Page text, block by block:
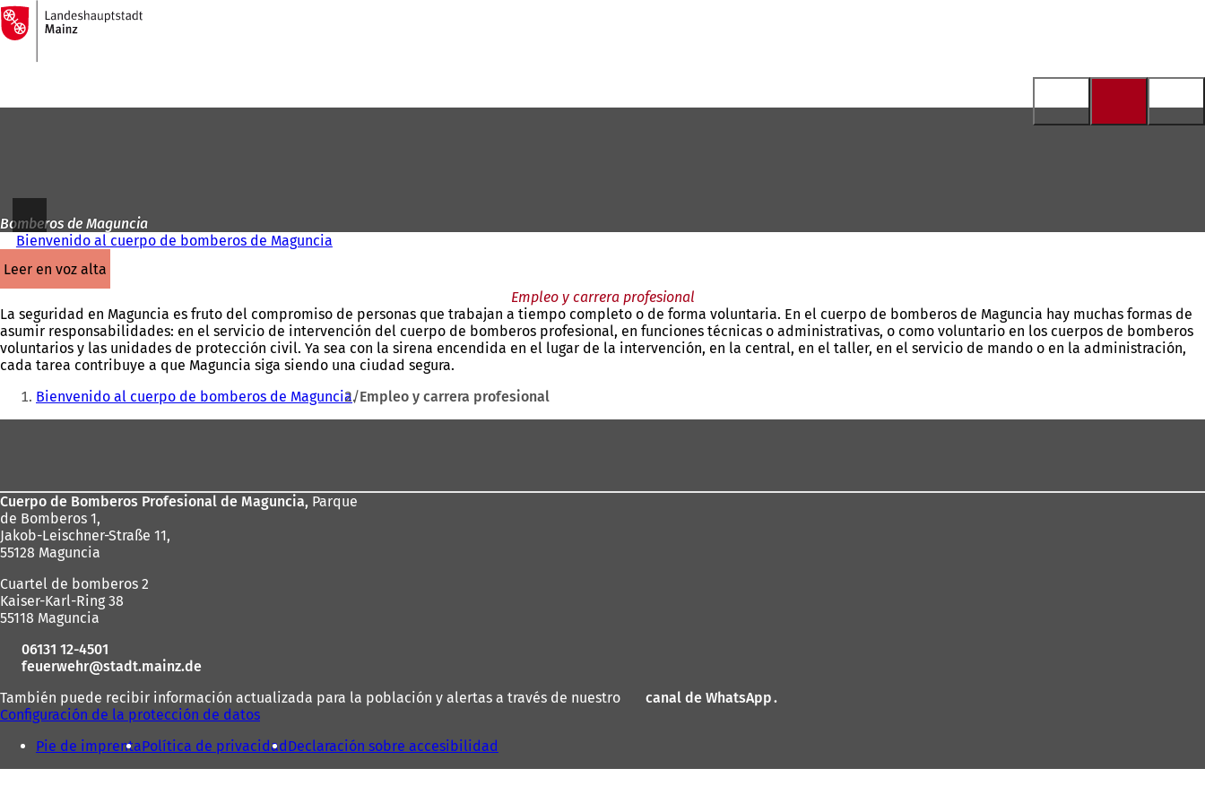
Saltar al contenido
A
la
página
Bomberos de Maguncia
Bienvenido al cuerpo de bomberos de Maguncia
leer en voz alta
Empleo y carrera profesional
La seguridad en Maguncia es fruto del compromiso de personas que trabajan a tiempo completo o de forma voluntaria. En el cuerpo de bomberos de Maguncia hay muchas formas de
asumir responsabilidades: en el servicio de intervención del cuerpo de bomberos profesional, en funciones técnicas o administrativas, o como voluntario en los cuerpos de bomberos
voluntarios y las unidades de protección civil. Ya sea con la sirena encendida en el lugar de la intervención, en la central, en el taller, en el servicio de mando o en la administración,
cada tarea contribuye a que Maguncia siga siendo una ciudad segura.
Estás
aquí:
Bienvenido al cuerpo de bomberos de Maguncia Empleo y carrera profesional
pies
Cuerpo de Bomberos Profesional de Maguncia, Parque
de Bomberos 1,
Jakob-Leischner-Straße 11,
55128 Maguncia
Cuartel de bomberos 2
Kaiser-Karl-Ring 38
55118 Maguncia
06131 12-4501
feuerwehr
stadt.mainz de
También puede recibir información actualizada para la población y alertas a través de nuestro
canal de WhatsApp(
b
.
Configuración de la protección de datos
Pie de imprentaPolítica de privacidadDeclaración sobre accesibilidad